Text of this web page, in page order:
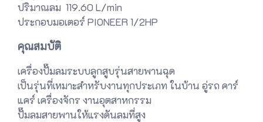
ปริมาณลม 119.60 L/min
ประกอบมอเตอร์ PIONEER 1/2HP
คุณสมบัติ
เครื่องปั๊มลมระบบลูกสูบรุ่นสายพานฉุด
เป็นรุ่นที่เหมาะสำหรับงานทุกประเภท ในบ้าน อู่รถ คาร์
แคร์ เครื่องจักร งานอุตสาหกรรม
ปั๊มลมสายพานให้แรงดันลมที่สูง